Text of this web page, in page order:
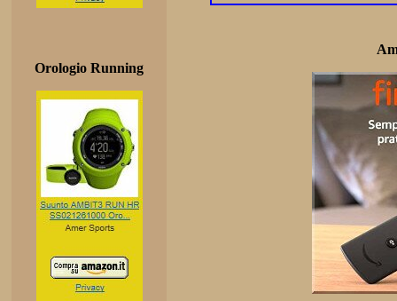
Orologio Running